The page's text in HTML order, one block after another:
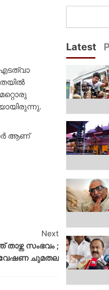
എടത്വാ
ആണ്
Next
സംഭവം ;
ചുമതല
Latest